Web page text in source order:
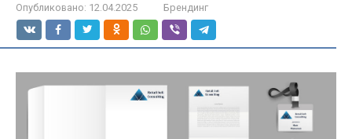
Опубликовано: 12.04.2025 Брендинг